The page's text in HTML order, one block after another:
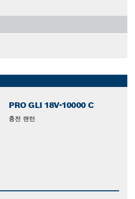
PRO GLI 18V-10000 C
충전 랜턴